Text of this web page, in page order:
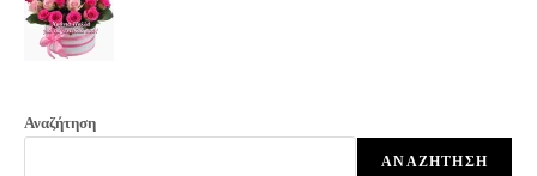
Αναζήτηση
ΑΝΑΖΉΤΗΣΗ